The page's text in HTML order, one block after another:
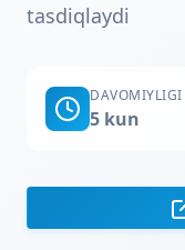
tasdiqlaydi
DAVOMIYLIGI
5 kun